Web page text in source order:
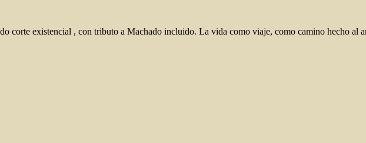
corte existencial , con tributo a Machado incluido. La vida como viaje, como camino hecho al